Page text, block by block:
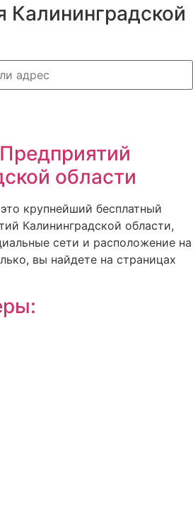
Калининградской
области
крупнейший бесплатный
Калининградской области,
сети и расположение на
вы найдете на страницах